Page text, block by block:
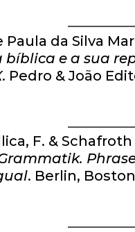
da Silva
bíblica e a sua
. Pedro & João
F. & Schafroth
. Berlin,